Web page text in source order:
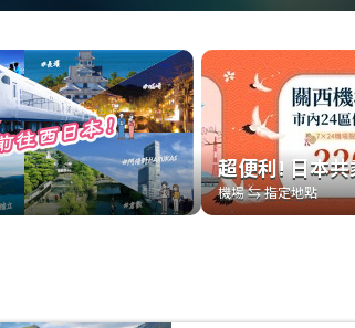
超便利! 日本
機場 ⇆ 指定地點
超便利! 日本
機場 ⇆ 指定地點